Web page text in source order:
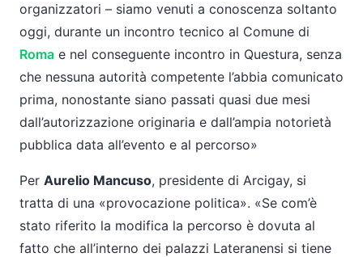
organizzatori – siamo venuti a conoscenza soltanto
oggi, durante un incontro tecnico al Comune di
Roma e nel conseguente incontro in Questura, senza
che nessuna autorità competente l’abbia comunicato
prima, nonostante siano passati quasi due mesi
dall’autorizzazione originaria e dall’ampia notorietà
pubblica data all’evento e al percorso»
Per Aurelio Mancuso, presidente di Arcigay, si
tratta di una «provocazione politica». «Se com’è
stato riferito la modifica la percorso è dovuta al
fatto che all’interno dei palazzi Lateranensi si tiene